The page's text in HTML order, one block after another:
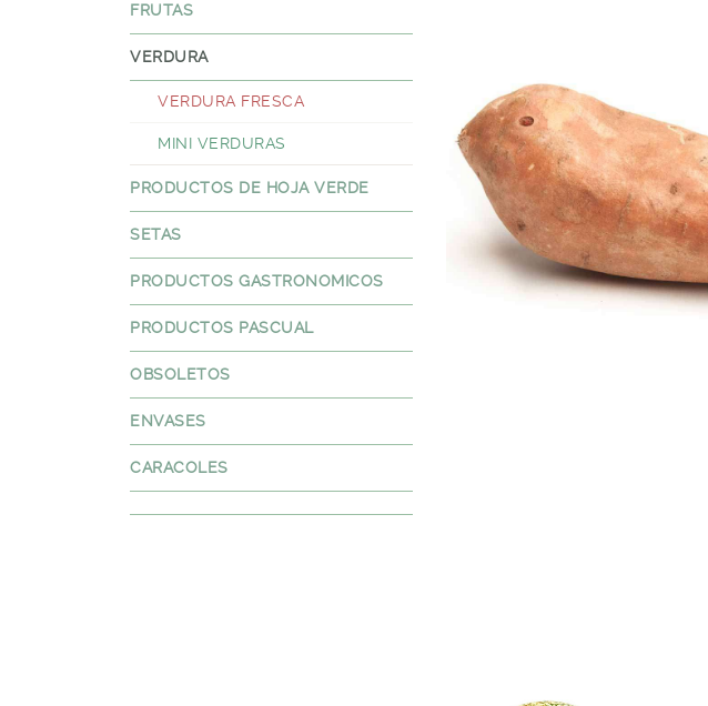
FRUTAS
VERDURA
VERDURA FRESCA
MINI VERDURAS
PRODUCTOS DE HOJA VERDE
SETAS
PRODUCTOS GASTRONOMICOS
PRODUCTOS PASCUAL
OBSOLETOS
ENVASES
CARACOLES